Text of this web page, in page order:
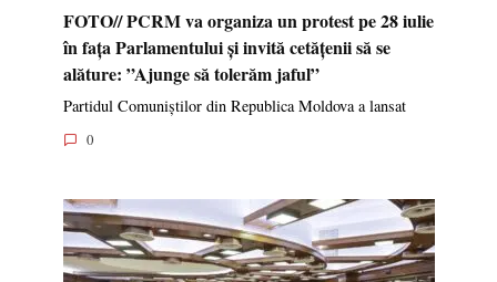
FOTO// PCRM va organiza un protest pe 28 iulie
în fața Parlamentului și invită cetățenii să se
alăture: ”Ajunge să tolerăm jaful”
Partidul Comuniștilor din Republica Moldova a lansat
0